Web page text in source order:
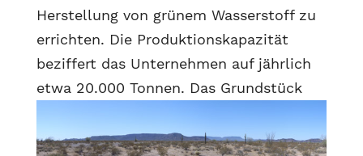
Herstellung von grünem Wasserstoff zu
errichten. Die Produktionskapazität
beziffert das Unternehmen auf jährlich
etwa 20.000 Tonnen. Das Grundstück